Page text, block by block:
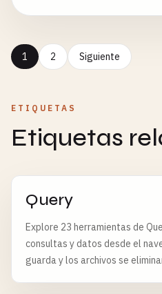
1 2 Siguiente
ETIQUETAS
Etiquetas
Query
Explore 23 herramientas de
consultas y datos desde el
guarda y los archivos se